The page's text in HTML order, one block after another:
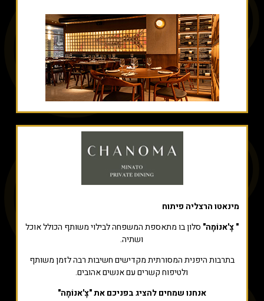
מינאטו הרצליה פיתוח
" צׇ'אנוֹמָה" סלון בו מתאספת המשפחה לבילוי משותף הכולל אוכל
ושתיה.
בתרבות היפנית המסורתית מקדישים חשיבות רבה לזמן משותף
ולטיפוח קשרים עם אנשים אהובים.
אנחנו שמחים להציג בפניכם את "צׇ'אנוֹמָה"